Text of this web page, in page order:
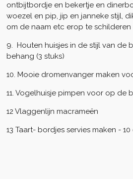
ontbijtbordje en bekertje en
woezel en pip, jip en janneke stijl,
om de naam etc erop te schilderen
9. Houten huisjes in de stijl van de
behang (3 stuks)
10. Mooie dromenvanger maken
11. Vogelhuisje pimpen voor op de
12 Vlaggenlijn macrameën
13 Taart- bordjes servies maken -